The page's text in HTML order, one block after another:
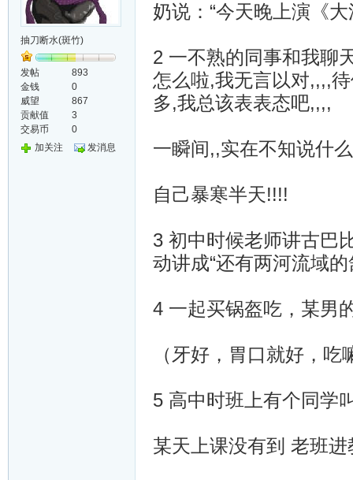
抽刀断水(斑竹)
发帖
893
金钱
0
威望
867
贡献值
3
交易币
0
加关注
发消息
奶说：“今天晚上演《
2 一不熟的同事和我聊
怎么啦,我无言以对,,,,
多,我总该表表态吧,,,,
一瞬间,,实在不知说什
自己暴寒半天!!!!
3 初中时候老师讲古巴
动讲成“还有两河流域
4 一起买锅盔吃，某男
（牙好，胃口就好，
5 高中时班上有个同学
某天上课没有到 老班